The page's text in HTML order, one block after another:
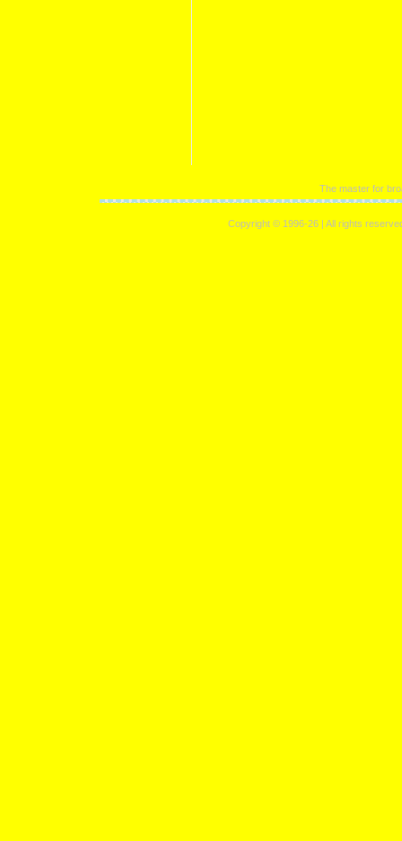
The master for
Copyright © 1996-26 | All rights